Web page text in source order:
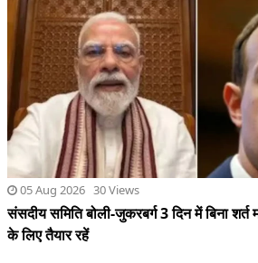
05 Aug 2026 30 Views
संसदीय समिति बोली-जुकरबर्ग 3 दिन में बिना शर्त
के लिए तैयार रहें